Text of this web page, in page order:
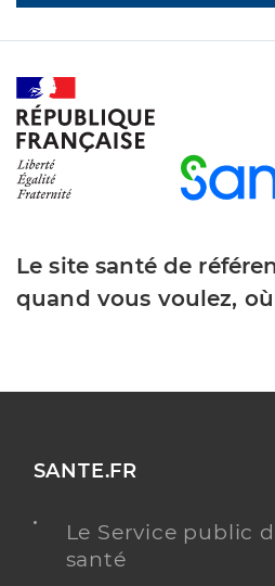
Le site santé de
quand vous voulez,
SANTE.FR
Le Service public
santé